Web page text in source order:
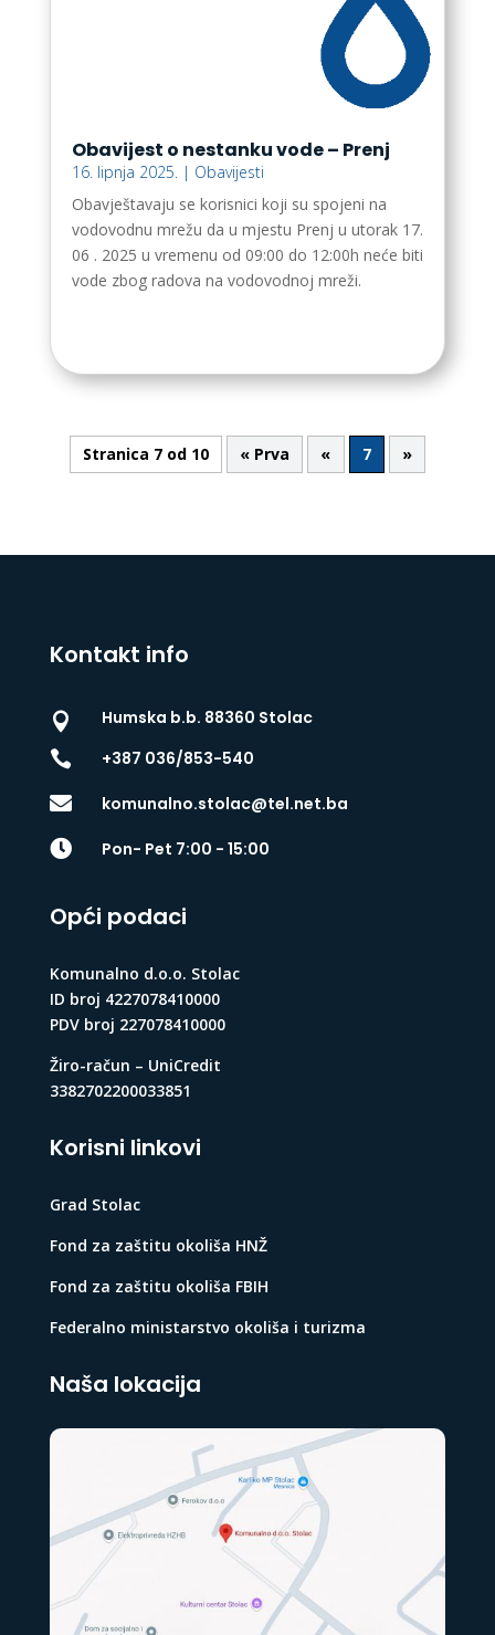
Obavijest o nestanku vode – Prenj
16. lipnja 2025.| Obavijesti
Obavještavaju se korisnici koji su spojeni na
vodovodnu mrežu da u mjestu Prenj u utorak 17.
06 . 2025 u vremenu od 09:00 do 12:00h neće biti
vode zbog radova na vodovodnoj mreži.
Stranica 7 od 10 « Prva « 7 »
Kontakt info

Humska b.b. 88360 Stolac

+387 036/853-540
 komunalno.stolac@tel.net.ba
 Pon- Pet 7:00 - 15:00
Opći podaci
Komunalno d.o.o. Stolac
ID broj 4227078410000
PDV broj 227078410000
Žiro-račun – UniCredit
3382702200033851
Korisni linkovi
Grad Stolac
Fond za zaštitu okoliša HNŽ
Fond za zaštitu okoliša FBIH
Federalno ministarstvo okoliša i turizma
Naša lokacija